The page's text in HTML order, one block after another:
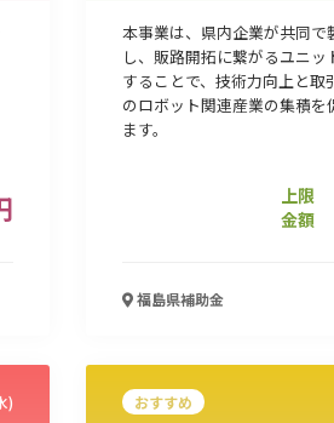
本事業は、県内企業が共同で
し、販路開拓に繋がるユニ
することで、技術力向上と取
のロボット関連産業の集積
ます。
上限
金額
福島県補助金
) おすすめ